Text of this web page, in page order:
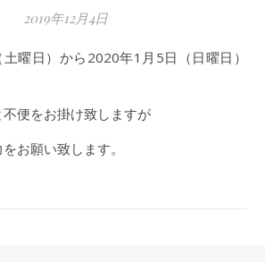
2019年12月4日
便をお掛け致しますが
お願い致します。